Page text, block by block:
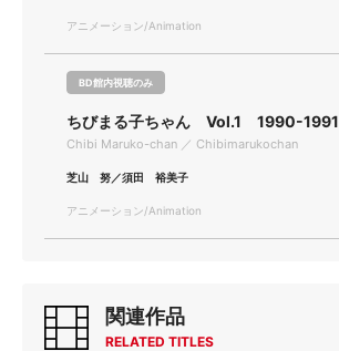
アニメーション/Animation
BD館内視聴のみ
ちびまる子ちゃん Vol.1 1990-1991
Chibi Maruko-chan ／ Chibimarukochan
芝山 努／須田 裕美子
アニメーション/Animation
関連作品
RELATED TITLES